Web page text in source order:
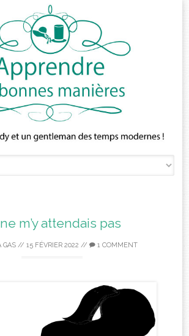
to
m’y attendais pas
GAS // 15 FÉVRIER 2022 // 1 COMMENT